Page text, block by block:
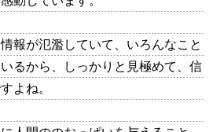
報が氾濫していて、いろんなこと
るから、しっかりと見極めて、信
よね。